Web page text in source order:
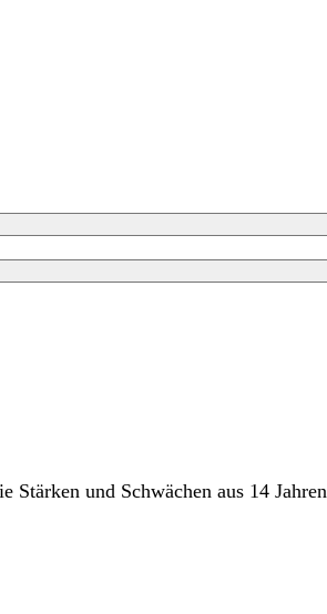
und Schwächen aus 14 Jahren